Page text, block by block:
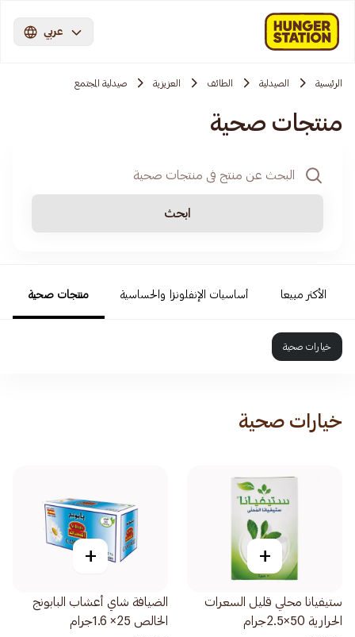
عربي
الرئيسية الصيدلية الطائف العزيزية صيدلية المجتمع
منتجات صحية
ابحث
الأكثر مبيعا أساسيات الإنفلونزا والحساسية منتجات صحية
خيارات صحية
خيارات صحية
+
ستيفيانا محلي قليل السعرات
الحرارية 50×2.5جرام
+
الضيافة شاي أعشاب البابونج
الخالص 25× 1.6جرام